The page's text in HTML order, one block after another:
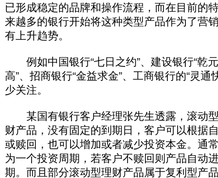
已形成稳定的品牌和操作流程，而在目前的
来越多的银行开始将这种类型产品作为了营
有上升趋势。
例如中国银行“七日之约”、建设银行“乾元
高”、招商银行“金益求金”、工商银行的“灵通
少关注。
某国有银行客户经理张先生透露，滚动
财产品，没有固定的到期日，客户可以根据
或赎回，也可以增加或者减少投资本金。通
为一个投资周期，若客户不赎回则产品自动
期。而且部分滚动型理财产品属于复利型产